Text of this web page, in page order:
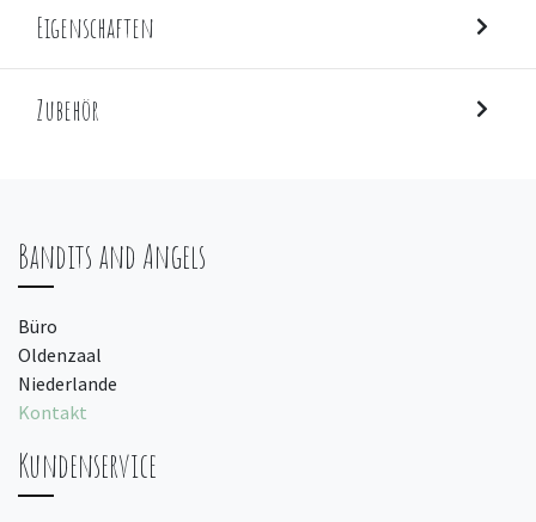
Eigenschaften
Zubehör
Bandits and Angels
Büro
Oldenzaal
Niederlande
Kontakt
Kundenservice